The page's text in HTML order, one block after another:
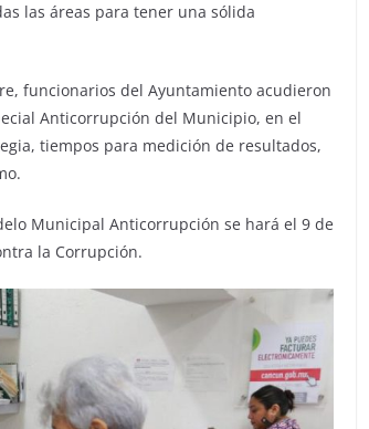
las áreas para tener una sólida
funcionarios del Ayuntamiento acudieron
Anticorrupción del Municipio, en el
tiempos para medición de resultados,
Municipal Anticorrupción se hará el 9 de
la Corrupción.